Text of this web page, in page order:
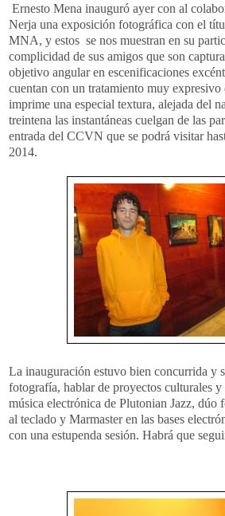
Ernesto Mena inauguró ayer con al
Nerja una exposición fotográfica con el
MNA, y estos se nos muestran en su
complicidad de sus amigos que son
objetivo angular en escenificaciones
cuentan con un tratamiento muy
imprime una especial textura, alejada del
treintena las instantáneas cuelgan de las
entrada del CCVN que se podrá visitar
2014.
La inauguración estuvo bien concurrida y
fotografía, hablar de proyectos culturales
música electrónica de Plutonian Jazz, dúo
al teclado y Marmaster en las bases
con una estupenda sesión. Habrá que